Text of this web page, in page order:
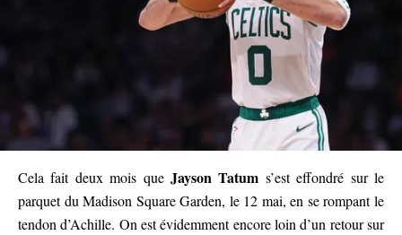
Cela fait deux mois que Jayson Tatum s’est effondré sur le
parquet du Madison Square Garden, le 12 mai, en se rompant le
tendon d’Achille. On est évidemment encore loin d’un retour sur